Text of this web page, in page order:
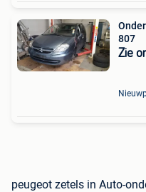
807
Zie
peugeot zetels in Auto-